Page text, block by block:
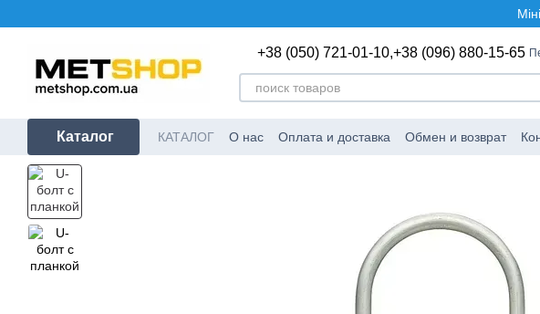
+38 (050) 721-01-10,+38 (096) 880-15-65
Каталог КАТАЛОГ О нас Оплата и доставка Обмен и возврат